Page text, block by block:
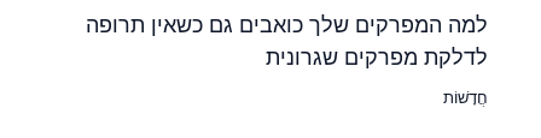
למה המפרקים שלך כואבים גם כשאין תרופה
לדלקת מפרקים שגרונית
חֲדָשׁוֹת